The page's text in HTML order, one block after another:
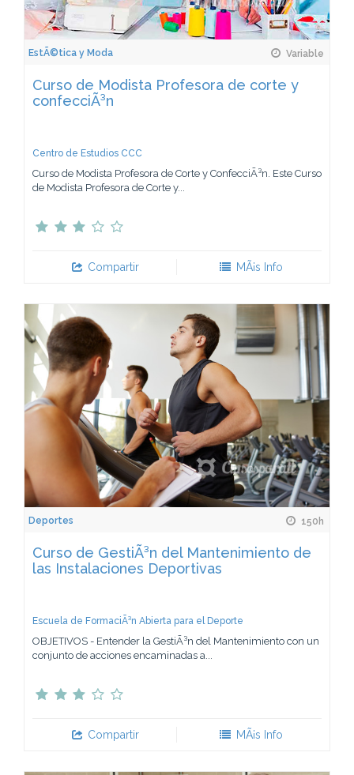
EstÃ©tica y Moda Variable
Curso de Modista Profesora de corte y
confecciÃ³n
Centro de Estudios CCC
Curso de Modista Profesora de Corte y ConfecciÃ³n. Este Curso
de Modista Profesora de Corte y...
Compartir MÃ¡s Info
Deportes 150h
Curso de GestiÃ³n del Mantenimiento de
las Instalaciones Deportivas
Escuela de FormaciÃ³n Abierta para el Deporte
OBJETIVOS - Entender la GestiÃ³n del Mantenimiento con un
conjunto de acciones encaminadas a...
Compartir MÃ¡s Info